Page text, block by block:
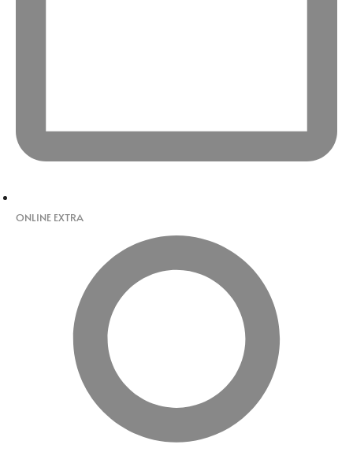
ONLINE EXTRA